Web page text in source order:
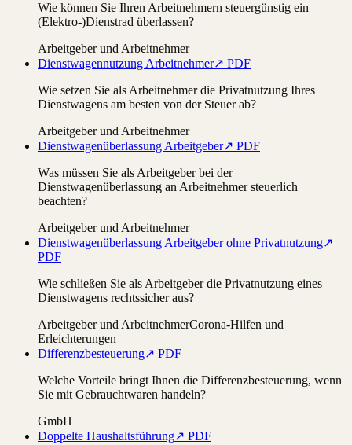
Wie können Sie Ihren Arbeitnehmern steuergünstig ein
(Elektro-)Dienstrad überlassen?
Arbeitgeber und Arbeitnehmer
Dienstwagennutzung Arbeitnehmer↗ PDF
Wie setzen Sie als Arbeitnehmer die Privatnutzung Ihres
Dienstwagens am besten von der Steuer ab?
Arbeitgeber und Arbeitnehmer
Dienstwagenüberlassung Arbeitgeber↗ PDF
Was müssen Sie als Arbeitgeber bei der
Dienstwagenüberlassung an Arbeitnehmer steuerlich
beachten?
Arbeitgeber und Arbeitnehmer
Dienstwagenüberlassung Arbeitgeber ohne Privatnutzung↗
PDF
Wie schließen Sie als Arbeitgeber die Privatnutzung eines
Dienstwagens rechtssicher aus?
Arbeitgeber und ArbeitnehmerCorona-Hilfen und
Erleichterungen
Differenzbesteuerung↗ PDF
Welche Vorteile bringt Ihnen die Differenzbesteuerung, wenn
Sie mit Gebrauchtwaren handeln?
GmbH
Doppelte Haushaltsführung↗ PDF